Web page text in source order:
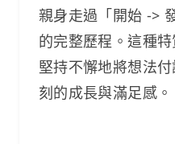
親身走過「開始 ->
的完整歷程。這種
堅持不懈地將想法
刻的成長與滿足感。